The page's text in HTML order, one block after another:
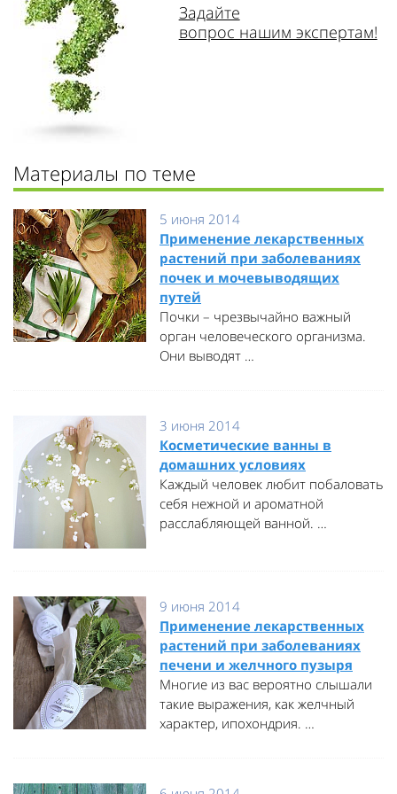
Задайте
вопрос нашим экспертам!
Материалы по теме
5 июня 2014
Применение лекарственных
растений при заболеваниях
почек и мочевыводящих
путей
Почки – чрезвычайно важный
орган человеческого организма.
Они выводят …
3 июня 2014
Косметические ванны в
домашних условиях
Каждый человек любит побаловать
себя нежной и ароматной
расслабляющей ванной. …
9 июня 2014
Применение лекарственных
растений при заболеваниях
печени и желчного пузыря
Многие из вас вероятно слышали
такие выражения, как желчный
характер, ипохондрия. …